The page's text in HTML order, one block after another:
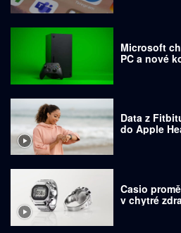
Microsoft
PC a nové
Data z
do Apple
Casio
v chytré